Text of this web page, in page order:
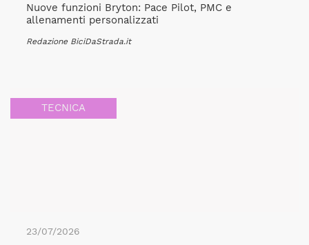
Nuove funzioni Bryton: Pace Pilot, PMC e
allenamenti personalizzati
Redazione BiciDaStrada.it
TECNICA
23/07/2026